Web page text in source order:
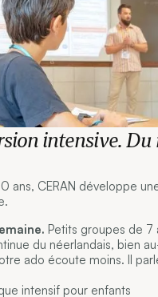
intensive.
ans, CERAN développe
Petits groupes de 7
du néerlandais, bien
ado écoute moins. Il